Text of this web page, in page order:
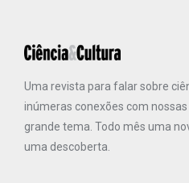
Uma revista para falar sobre
inúmeras conexões com
grande tema. Todo mês uma
uma descoberta.